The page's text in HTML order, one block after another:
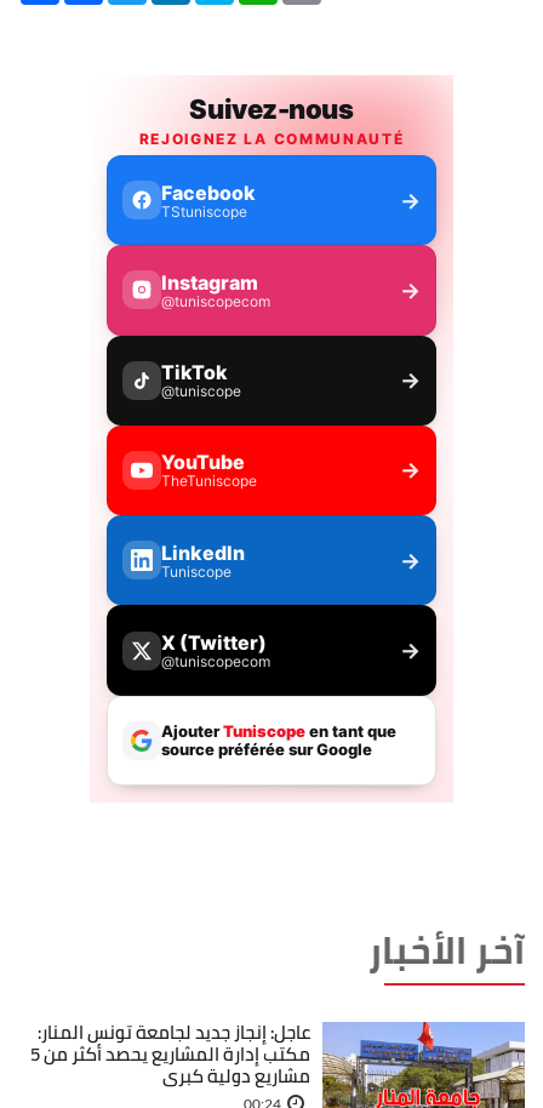
آخر الأخبار
عاجل: إنجاز جديد لجامعة تونس المنار:
مكتب إدارة المشاريع يحصد أكثر من 5
مشاريع دولية كبرى
00:24